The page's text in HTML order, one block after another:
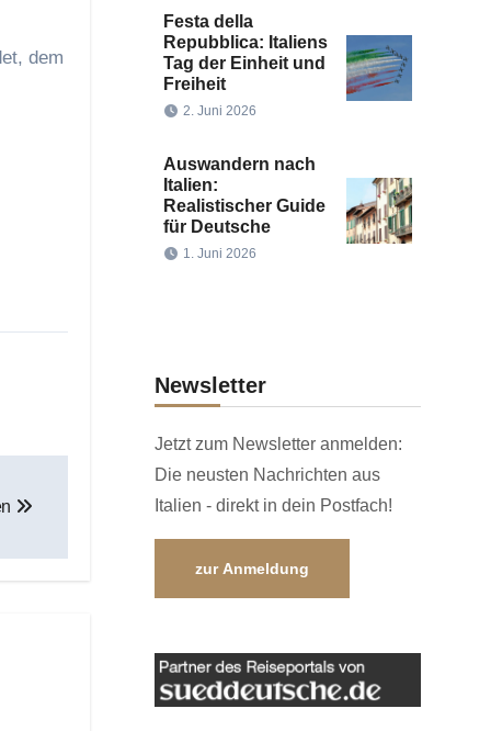
dem
Festa della
Repubblica: Italiens
Tag der Einheit und
Freiheit
2. Juni 2026
Auswandern nach
Italien:
Realistischer Guide
für Deutsche
1. Juni 2026
Newsletter
Jetzt zum Newsletter anmelden:
Die neusten Nachrichten aus
Italien - direkt in dein Postfach!
zur Anmeldung